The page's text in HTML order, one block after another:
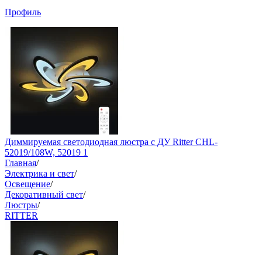
Профиль
Диммируемая светодиодная люстра с ДУ Ritter CHL-
52019/108W, 52019 1
Главная/
Электрика и свет/
Освещение/
Декоративный свет/
Люстры/
RITTER